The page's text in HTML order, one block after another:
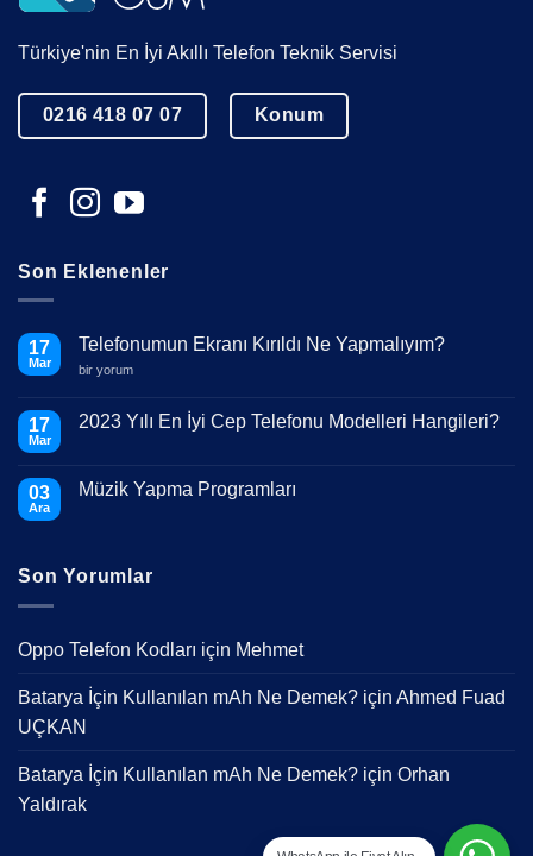
Türkiye'nin En İyi Akıllı Telefon Teknik Servisi
0216 418 07 07 Konum
Son Eklenenler
17
Mar
Telefonumun Ekranı Kırıldı Ne Yapmalıyım?
Telefonumun
Ne
Yapmalıyım?
bir yorum
17
Mar
2023 Yılı En İyi Cep Telefonu Modelleri Hangileri?
Yılı
Modelleri
Hangileri?
03
Ara
Müzik Yapma Programları
Programları
Son Yorumlar
Oppo Telefon Kodları için Mehmet
Batarya İçin Kullanılan mAh Ne Demek? için Ahmed Fuad
UÇKAN
Batarya İçin Kullanılan mAh Ne Demek? için Orhan
Yaldırak